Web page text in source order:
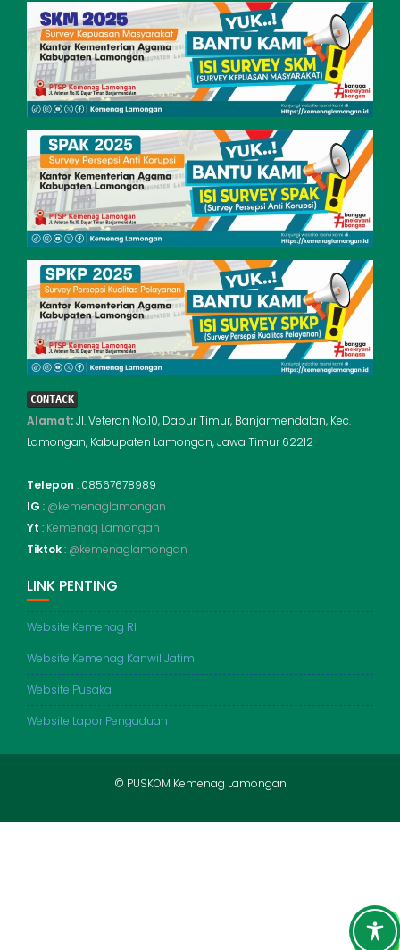
CONTACK
Alamat:Jl. Veteran No.10, Dapur Timur, Banjarmendalan, Kec.
Lamongan, Kabupaten Lamongan, Jawa Timur 62212
Telepon : 08567678989
IG : @kemenaglamongan
Yt : Kemenag Lamongan
Tiktok: @kemenaglamongan
LINK PENTING
Website Kemenag RI
Website Kemenag Kanwil Jatim
Website Pusaka
Website Lapor Pengaduan
© PUSKOM Kemenag Lamongan